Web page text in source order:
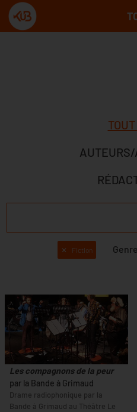
✕ Fiction
Les compagnons de la peur
par la Bande à Grimaud
Drame radiophonique par la
Bande à Grimaud au Théâtre Le